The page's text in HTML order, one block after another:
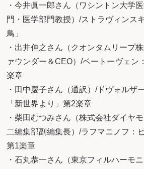
・今井眞一郎さん（ワシントン大学
門・医学部門教授）/ストラヴィンス
鳥」
・出井伸之さん（クオンタムリープ
ァウンダー＆CEO）/ベートーヴェ
楽章
・田中慶子さん（通訳）/ドヴォルザ
「新世界より」第2楽章
・柴田むつみさん（株式会社ダイヤ
二編集部副編集長）/ラフマニノフ：
第1楽章
・石丸恭一さん（東京フィルハーモ